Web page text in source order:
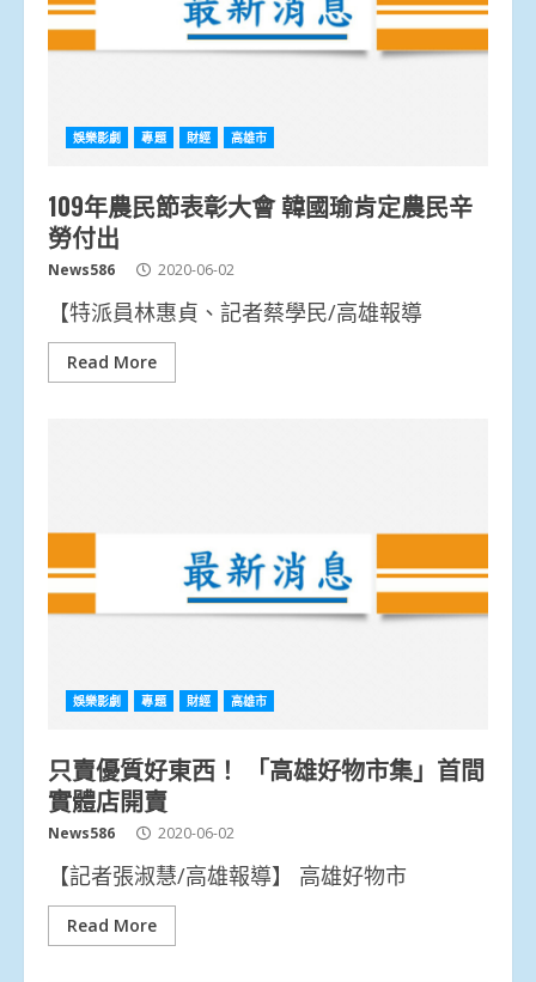
娛樂影劇 專題 財經 高雄市
109年農民節表彰大會 韓國瑜肯定農民辛
勞付出
News586 2020-06-02
【特派員林惠貞、記者蔡學民/高雄報導
Read More
娛樂影劇 專題 財經 高雄市
只賣優質好東西！ 「高雄好物市集」首間
實體店開賣
News586 2020-06-02
【記者張淑慧/高雄報導】 高雄好物市
Read More